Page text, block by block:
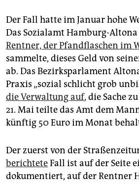
epaper login
Der Fall hatte im Januar hohe
Das Sozialamt Hamburg-
Rentner, der Pfandflaschen im
sammelte, dieses Geld von
ab. Das Bezirksparlament
Praxis „sozial schlicht grob
die Verwaltung auf, die Sache
21. Mai teilte das Amt dem
künftig 50 Euro im Monat
Der zuerst von der
berichteteFall ist auf der Seite
dokumentiert, auf der Rentner